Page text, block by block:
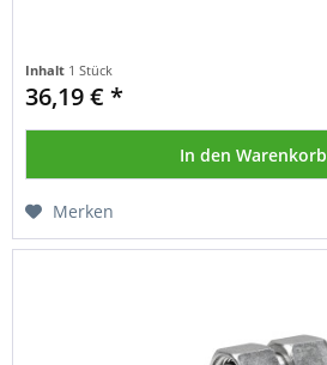
Inhalt 1 Stück
36,19 € *
In den Warenkorb
Merken